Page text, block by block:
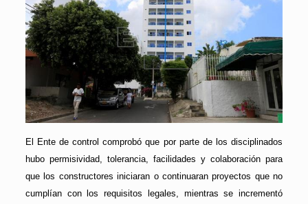
El Ente de control comprobó que por parte de los disciplinados
hubo permisividad, tolerancia, facilidades y colaboración para
que los constructores iniciaran o continuaran proyectos que no
cumplían con los requisitos legales, mientras se incrementó